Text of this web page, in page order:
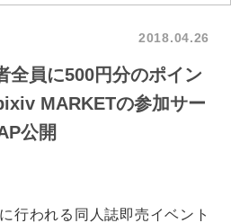
2018.04.26
全員に500円分のポイン
MARKETの参加サー
公開
行われる同人誌即売イベント